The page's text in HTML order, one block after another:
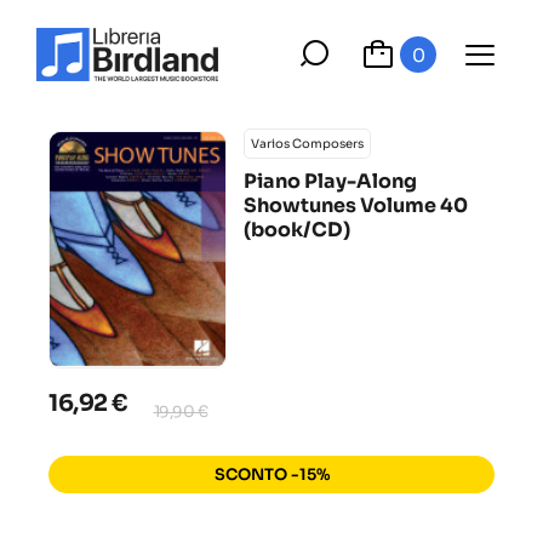
0
Varios Composers
Piano Play-Along
Showtunes Volume 40
(book/CD)
16,92 € 19,90 €
SCONTO -15%